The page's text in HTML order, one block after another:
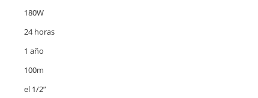
180W
24 horas
1 año
100m
el 1/2”